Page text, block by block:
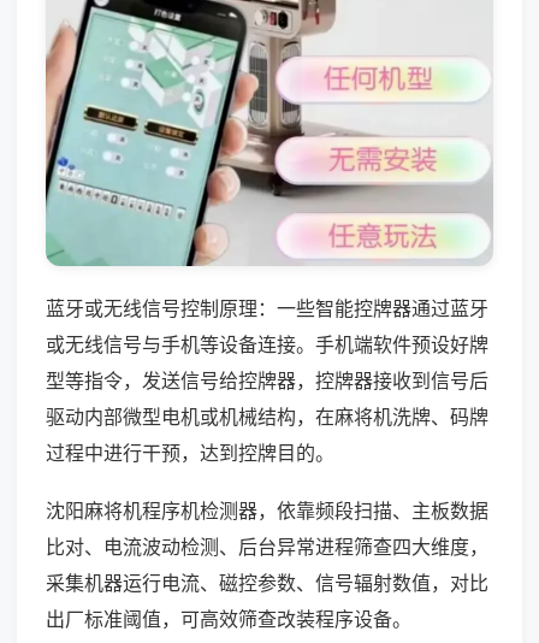
蓝牙或无线信号控制原理：一些智能控牌器通过蓝牙
或无线信号与手机等设备连接。手机端软件预设好牌
型等指令，发送信号给控牌器，控牌器接收到信号后
驱动内部微型电机或机械结构，在麻将机洗牌、码牌
过程中进行干预，达到控牌目的。
沈阳麻将机程序机检测器，依靠频段扫描、主板数据
比对、电流波动检测、后台异常进程筛查四大维度，
采集机器运行电流、磁控参数、信号辐射数值，对比
出厂标准阈值，可高效筛查改装程序设备。